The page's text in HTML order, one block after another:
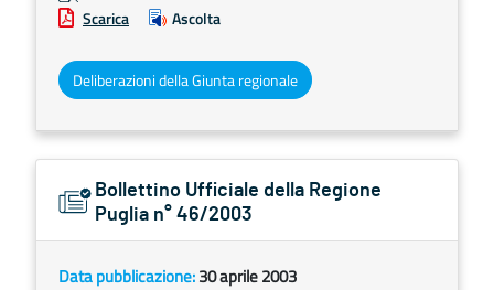
Scarica
Ascolta
Deliberazioni della Giunta regionale
Bollettino Ufficiale della Regione
Puglia n° 46/2003
Data pubblicazione:30 aprile 2003